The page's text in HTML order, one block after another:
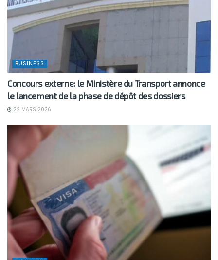
BUSINESS
Concours externe: le Ministère du Transport annonce
le lancement de la phase de dépôt des dossiers
22 MARS 2026